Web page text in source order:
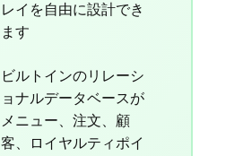
レイを自由に設計でき
ます
ビルトインのリレーシ
ョナルデータベースが
メニュー、注文、顧
客、ロイヤルティポイ